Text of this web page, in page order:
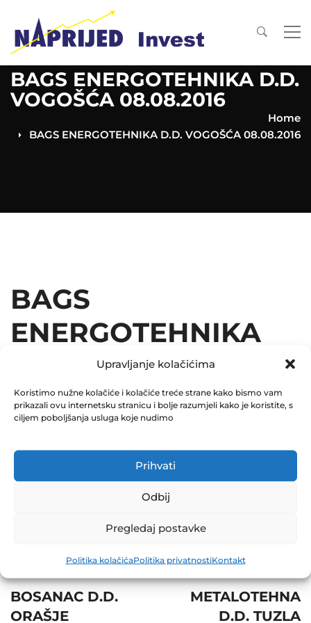
Upravljanje kolačićima
Koristimo nužne kolačiće i kolačiće treće strane kako bismo vam
prikazali ovu internetsku stranicu i bolje razumjeli kako je koristite, s
ciljem poboljšanja usluga koje nudimo
Prihvati
Odbij
Pregledaj postavke
Politika kolačićaPolitika privatnostiKontakt
BAGS ENERGOTEHNIKA D.D.
VOGOŠĆA 08.08.2016
Home
BAGS ENERGOTEHNIKA D.D. VOGOŠĆA 08.08.2016
BAGS
ENERGOTEHNIKA
D.D. VOGOŠĆA
08.08.2016
December 31, 2016
Share
navigation
BOSANAC D.D.
ORAŠJE
METALOTEHNA
D.D. TUZLA